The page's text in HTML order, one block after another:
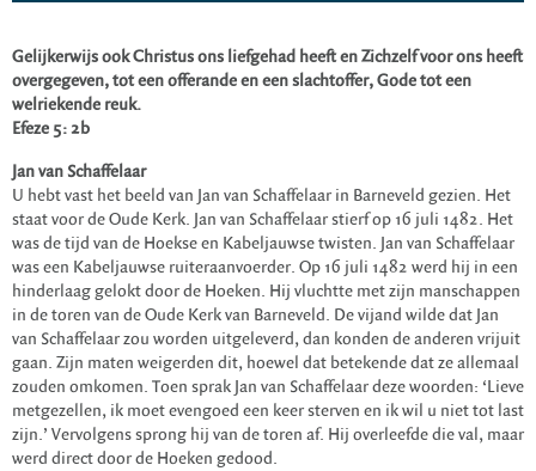
Gelijkerwijs ook Christus ons liefgehad heeft en Zichzelf voor ons heeft
overgegeven, tot een offerande en een slachtoffer, Gode tot een
welriekende reuk.
Efeze 5: 2b
Jan van Schaffelaar
U hebt vast het beeld van Jan van Schaffelaar in Barneveld gezien. Het
staat voor de Oude Kerk. Jan van Schaffelaar stierf op 16 juli 1482. Het
was de tijd van de Hoekse en Kabeljauwse twisten. Jan van Schaffelaar
was een Kabeljauwse ruiteraanvoerder. Op 16 juli 1482 werd hij in een
hinderlaag gelokt door de Hoeken. Hij vluchtte met zijn manschappen
in de toren van de Oude Kerk van Barneveld. De vijand wilde dat Jan
van Schaffelaar zou worden uitgeleverd, dan konden de anderen vrijuit
gaan. Zijn maten weigerden dit, hoewel dat betekende dat ze allemaal
zouden omkomen. Toen sprak Jan van Schaffelaar deze woorden: ‘Lieve
metgezellen, ik moet evengoed een keer sterven en ik wil u niet tot last
zijn.’ Vervolgens sprong hij van de toren af. Hij overleefde die val, maar
werd direct door de Hoeken gedood.